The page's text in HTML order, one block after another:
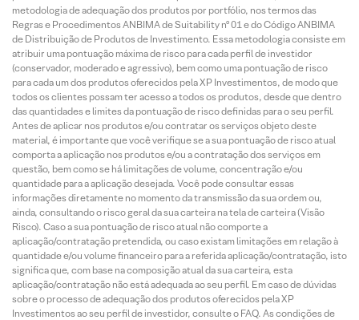
metodologia de adequação dos produtos por portfólio, nos termos das
Regras e Procedimentos ANBIMA de Suitability nº 01 e do Código ANBIMA
de Distribuição de Produtos de Investimento. Essa metodologia consiste em
atribuir uma pontuação máxima de risco para cada perfil de investidor
(conservador, moderado e agressivo), bem como uma pontuação de risco
para cada um dos produtos oferecidos pela XP Investimentos, de modo que
todos os clientes possam ter acesso a todos os produtos, desde que dentro
das quantidades e limites da pontuação de risco definidas para o seu perfil.
Antes de aplicar nos produtos e/ou contratar os serviços objeto deste
material, é importante que você verifique se a sua pontuação de risco atual
comporta a aplicação nos produtos e/ou a contratação dos serviços em
questão, bem como se há limitações de volume, concentração e/ou
quantidade para a aplicação desejada. Você pode consultar essas
informações diretamente no momento da transmissão da sua ordem ou,
ainda, consultando o risco geral da sua carteira na tela de carteira (Visão
Risco). Caso a sua pontuação de risco atual não comporte a
aplicação/contratação pretendida, ou caso existam limitações em relação à
quantidade e/ou volume financeiro para a referida aplicação/contratação, isto
significa que, com base na composição atual da sua carteira, esta
aplicação/contratação não está adequada ao seu perfil. Em caso de dúvidas
sobre o processo de adequação dos produtos oferecidos pela XP
Investimentos ao seu perfil de investidor, consulte o FAQ. As condições de